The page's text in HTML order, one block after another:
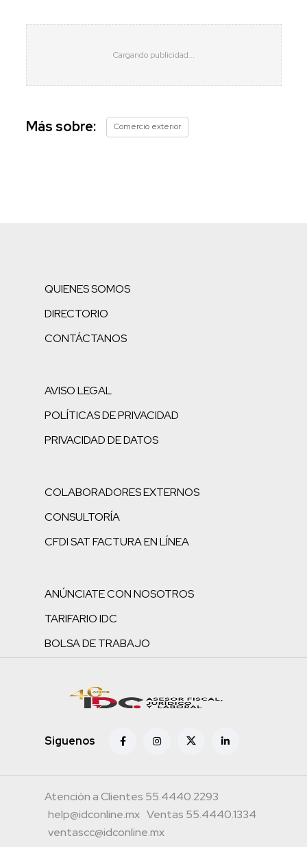
Más sobre: Comercio exterior
QUIENES SOMOS
DIRECTORIO
CONTÁCTANOS
AVISO LEGAL
POLÍTICAS DE PRIVACIDAD
PRIVACIDAD DE DATOS
COLABORADORES EXTERNOS
CONSULTORÍA
CFDI SAT FACTURA EN LÍNEA
ANÚNCIATE CON NOSOTROS
TARIFARIO IDC
BOLSA DE TRABAJO
Siguenos
Atención a Clientes 55.4440.2293
help@idconline.mx Ventas 55.4440.1334
ventascc@idconline.mx